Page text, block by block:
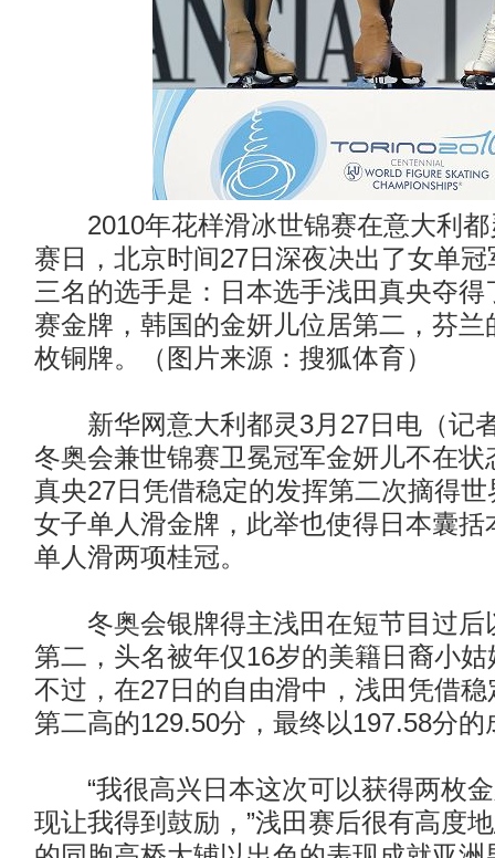
2010年花样滑冰世锦赛在意大利都
赛日，北京时间27日深夜决出了女单
三名的选手是：日本选手浅田真央夺
赛金牌，韩国的金妍儿位居第二，芬兰
枚铜牌。（图片来源：搜狐体育）
新华网意大利都灵3月27日电（记
冬奥会兼世锦赛卫冕冠军金妍儿不在状
真央27日凭借稳定的发挥第二次摘得
女子单人滑金牌，此举也使得日本囊括
单人滑两项桂冠。
冬奥会银牌得主浅田在短节目过后
第二，头名被年仅16岁的美籍日裔小
不过，在27日的自由滑中，浅田凭借
第二高的129.50分，最终以197.58分的
“我很高兴日本这次可以获得两枚金
现让我得到鼓励，”浅田赛后很有高度